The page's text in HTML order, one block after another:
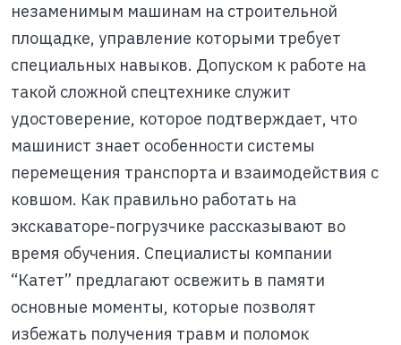
незаменимым машинам на строительной
площадке, управление которыми требует
специальных навыков. Допуском к работе на
такой сложной спецтехнике служит
удостоверение, которое подтверждает, что
машинист знает особенности системы
перемещения транспорта и взаимодействия с
ковшом. Как правильно работать на
экскаваторе-погрузчике рассказывают во
время обучения. Специалисты компании
“Катет” предлагают освежить в памяти
основные моменты, которые позволят
избежать получения травм и поломок